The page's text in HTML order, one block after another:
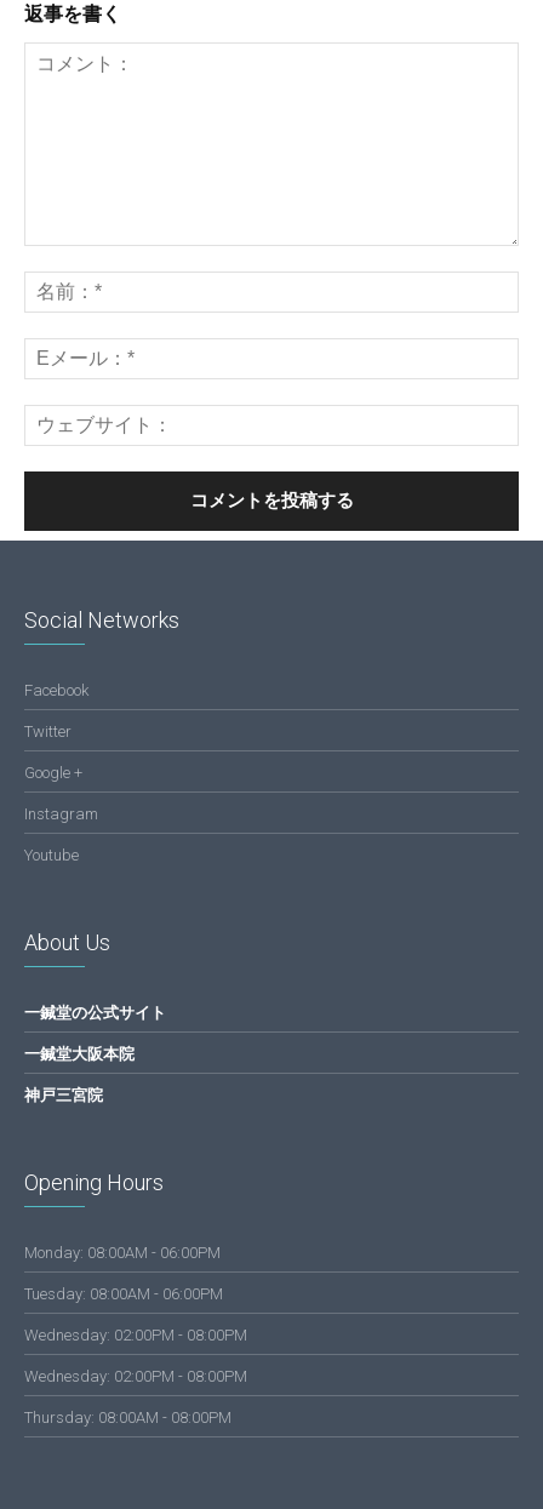
返事を書く
Social Networks
Facebook
Twitter
Google +
Instagram
Youtube
About Us
一鍼堂の公式サイト
一鍼堂大阪本院
神戸三宮院
Opening Hours
Monday: 08:00AM - 06:00PM
Tuesday: 08:00AM - 06:00PM
Wednesday: 02:00PM - 08:00PM
Wednesday: 02:00PM - 08:00PM
Thursday: 08:00AM - 08:00PM